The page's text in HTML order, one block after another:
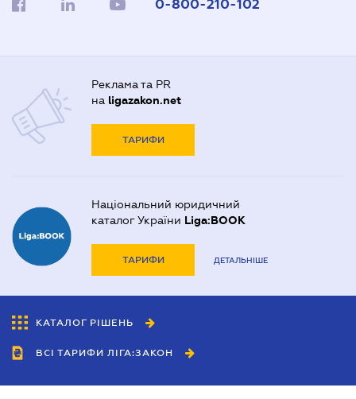
0-800-210-102
Реклама та PR
на ligazakon.net
ТАРИФИ
Національний юридичний
каталог України Liga:BOOK
ТАРИФИ ДЕТАЛЬНІШЕ
КАТАЛОГ РІШЕНЬ
ВСІ ТАРИФИ ЛІГА:ЗАКОН